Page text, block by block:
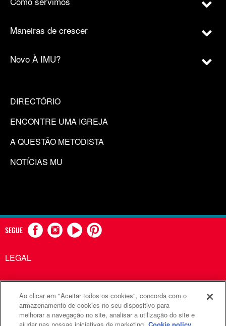
Maneiras de crescer
Novo À IMU?
DIRECTÓRIO
ENCONTRE UMA IGREJA
A QUESTÃO METODISTA
NOTÍCIAS MU
SEGUE
LEGAL
Comunicações Metodistas Unidas é uma agência da Igreja
Metodista Unida
Ao clicar em "Aceitar todos os cookies", concorda com o
armazenamento de cookies no seu dispositivo para
melhorar a navegação no site, analisar a utilização do site e